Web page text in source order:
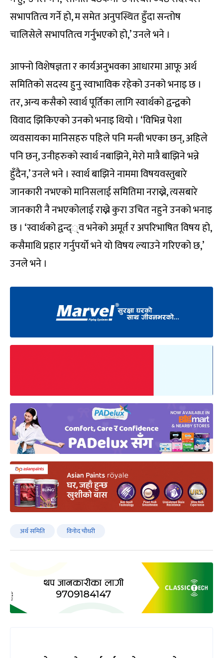
सभापतित्व गर्ने हो, म समेत अनुपस्थित हुँदा सन्तोष
चालिसेले सभापतित्व गर्नुभएको हो,’ उनले भने ।
आफ्नो विशेषज्ञता र कार्यअनुभवका आधारमा आफू अर्थ
समितिको सदस्य हुनु स्वाभाविक रहेको उनको भनाइ छ ।
तर, अन्य कसैको स्वार्थ पूर्तिका लागि स्वार्थको द्वन्द्वको
विवाद झिकिएको उनको भनाइ थियो । ‘विभिन्न पेशा
व्यवसायका मानिसहरु पहिले पनि मन्त्री भएका छन्, अहिले
पनि छन्, उनीहरुको स्वार्थ नबाझिने, मेरो मात्रै बाझिने भन्ने
हुँदैन,’ उनले भने । स्वार्थ बाझिने नाममा विषयवस्तुबारे
जानकारी नभएको मानिसलाई समितिमा नराख्ने, त्यसबारे
जानकारी नै नभएकोलाई राख्ने कुरा उचित नहुने उनको भनाइ
छ । ‘स्वार्थको द्वन्द््व भनेको अमूर्त र अपरिभाषित विषय हो,
कसैमाथि प्रहार गर्नुपर्यो भने यो विषय ल्याउने गरिएको छ,’
उनले भने ।
अर्थ समिति विनोद चौधरी